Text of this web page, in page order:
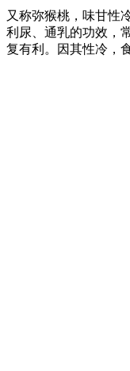
又称弥猴桃，味甘性
利尿、通乳的功效，
复有利。因其性冷，